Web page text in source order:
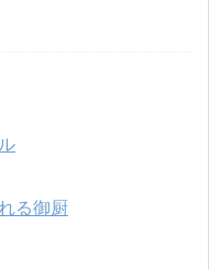
る御厨